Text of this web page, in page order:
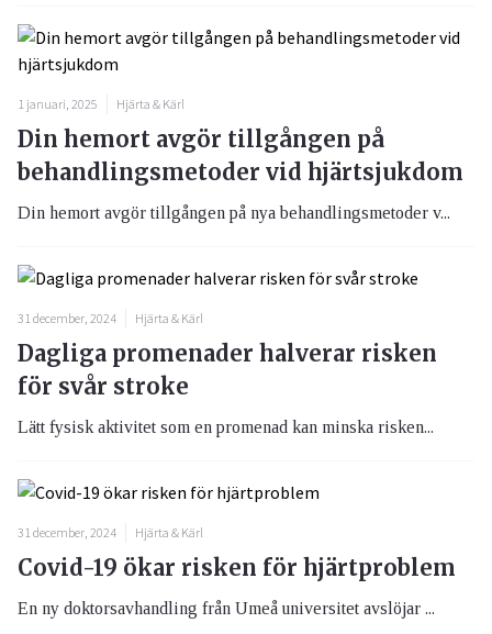
1 januari, 2025 Hjärta & Kärl
Din hemort avgör tillgången på
behandlingsmetoder vid hjärtsjukdom
Din hemort avgör tillgången på nya behandlingsmetoder v...
31 december, 2024 Hjärta & Kärl
Dagliga promenader halverar risken
för svår stroke
Lätt fysisk aktivitet som en promenad kan minska risken...
31 december, 2024 Hjärta & Kärl
Covid-19 ökar risken för hjärtproblem
En ny doktorsavhandling från Umeå universitet avslöjar ...